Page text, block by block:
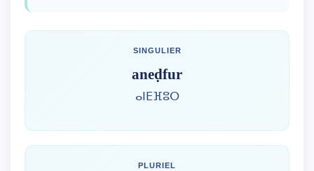
SINGULIER
aneḍfur
ⴰⵏⴹⴼⵓⵔ
PLURIEL